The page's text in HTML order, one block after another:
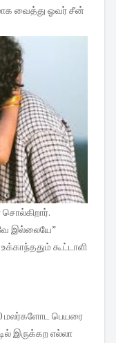
வைத்து ஓவர் சீன்
இல்லையே”
கூட்டாளி
மலர்களோட பெயரை
இருக்கற எல்லா